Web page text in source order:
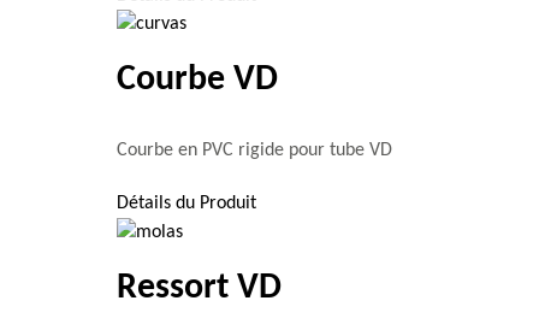
Courbe VD
Courbe en PVC rigide pour tube VD
Détails du Produit
Ressort VD